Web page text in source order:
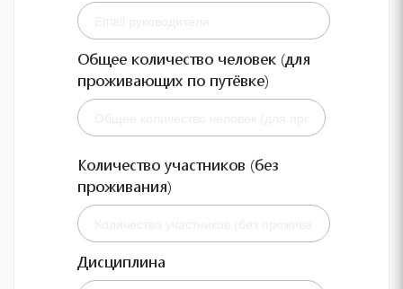
Общее количество человек (для
проживающих по путёвке)
Количество участников (без
проживания)
Дисциплина